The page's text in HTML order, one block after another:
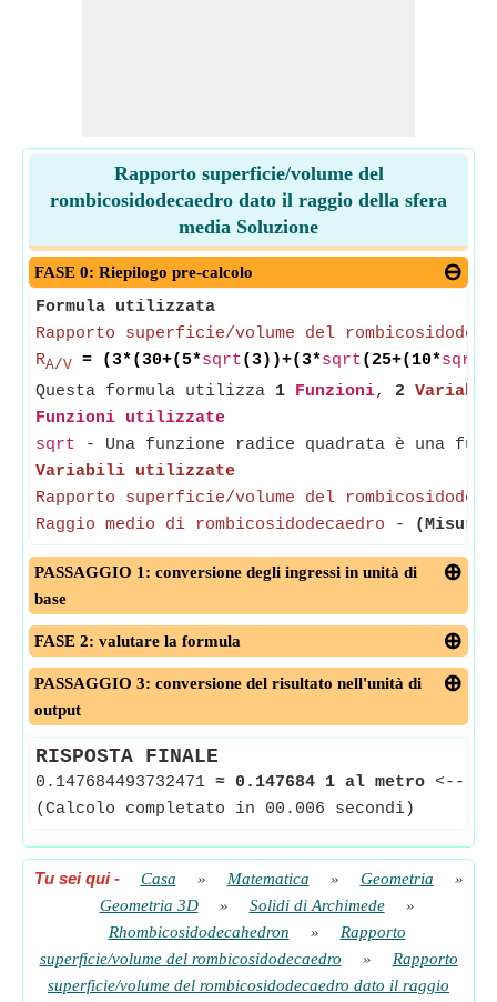
Rapporto superficie/volume del
rombicosidodecaedro dato il raggio della sfera
media Soluzione
FASE 0: Riepilogo pre-calcolo
Formula utilizzata
Rapporto superficie/volume del
RA/V = (3*(30+(5*sqrt(3))+(3*sqrt(25+(10*sqrt
Questa formula utilizza 1 Funzioni, 2
Funzioni utilizzate
sqrt - Una funzione radice quadrata è una
Variabili utilizzate
Rapporto superficie/volume del
Raggio medio di rombicosidodecaedro -
PASSAGGIO 1: conversione degli ingressi in unità di
base
FASE 2: valutare la formula
PASSAGGIO 3: conversione del risultato nell'unità di
output
RISPOSTA FINALE
0.147684493732471 ≈ 0.147684 1 al metro <--
(Calcolo completato in 00.006 secondi)
Tu sei qui- Casa » Matematica » Geometria
»
Geometria 3D
» Solidi di Archimede
»
Rhombicosidodecahedron
»
Rapporto
superficie/volume del rombicosidodecaedro
»
Rapporto
superficie/volume del rombicosidodecaedro dato il raggio